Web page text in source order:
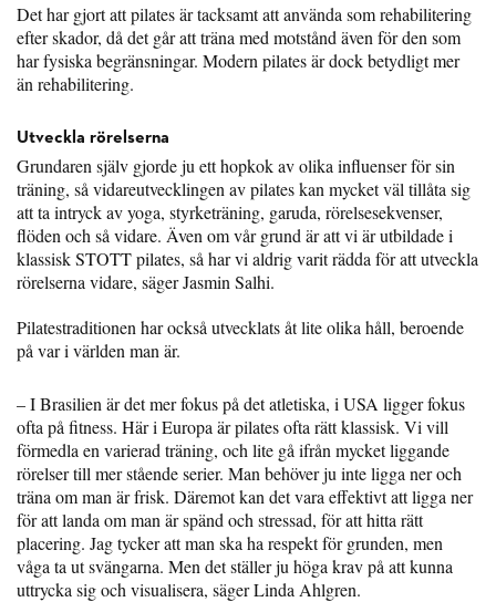
Det har gjort att pilates är tacksamt att använda som rehabilitering
efter skador, då det går att träna med motstånd även för den som
har fysiska begränsningar. Modern pilates är dock betydligt mer
än rehabilitering.
Utveckla rörelserna
Grundaren själv gjorde ju ett hopkok av olika influenser för sin
träning, så vidareutvecklingen av pilates kan mycket väl tillåta sig
att ta intryck av yoga, styrketräning, garuda, rörelsesekvenser,
flöden och så vidare. Även om vår grund är att vi är utbildade i
klassisk STOTT pilates, så har vi aldrig varit rädda för att utveckla
rörelserna vidare, säger Jasmin Salhi.
Pilatestraditionen har också utvecklats åt lite olika håll, beroende
på var i världen man är.
– I Brasilien är det mer fokus på det atletiska, i USA ligger fokus
ofta på fitness. Här i Europa är pilates ofta rätt klassisk. Vi vill
förmedla en varierad träning, och lite gå ifrån mycket liggande
rörelser till mer stående serier. Man behöver ju inte ligga ner och
träna om man är frisk. Däremot kan det vara effektivt att ligga ner
för att landa om man är spänd och stressad, för att hitta rätt
placering. Jag tycker att man ska ha respekt för grunden, men
våga ta ut svängarna. Men det ställer ju höga krav på att kunna
uttrycka sig och visualisera, säger Linda Ahlgren.